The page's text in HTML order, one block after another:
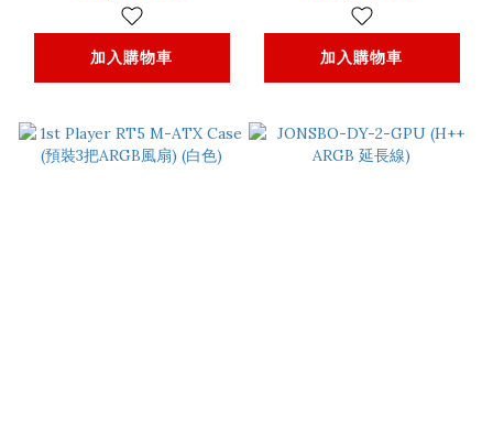
加入購物車 加入購物車